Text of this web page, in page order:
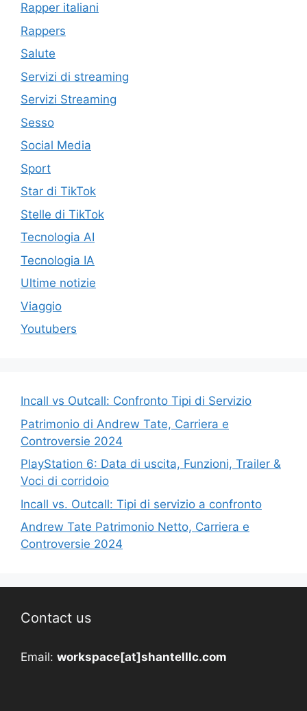
Rapper italiani
Rappers
Salute
Servizi di streaming
Servizi Streaming
Sesso
Social Media
Sport
Star di TikTok
Stelle di TikTok
Tecnologia AI
Tecnologia IA
Ultime notizie
Viaggio
Youtubers
Incall vs Outcall: Confronto Tipi di Servizio
Patrimonio di Andrew Tate, Carriera e
Controversie 2024
PlayStation 6: Data di uscita, Funzioni, Trailer &
Voci di corridoio
Incall vs. Outcall: Tipi di servizio a confronto
Andrew Tate Patrimonio Netto, Carriera e
Controversie 2024
Contact us
Email: workspace[at]shantelllc.com